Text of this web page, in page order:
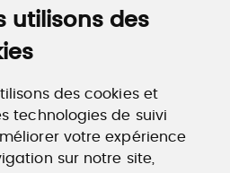
utilisons des
des cookies et
technologies de suivi
votre expérience
sur notre site,
Emploi
culturel 784.000 visites et
des formations aux métiers